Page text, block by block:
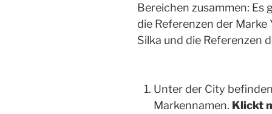
Bereichen zusammen:
die Referenzen der
Silka und die Referenzen
Unter der City
Markennamen. Klickt